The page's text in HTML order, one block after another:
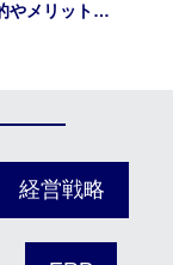
やメリット、
すく解説！
経営戦略